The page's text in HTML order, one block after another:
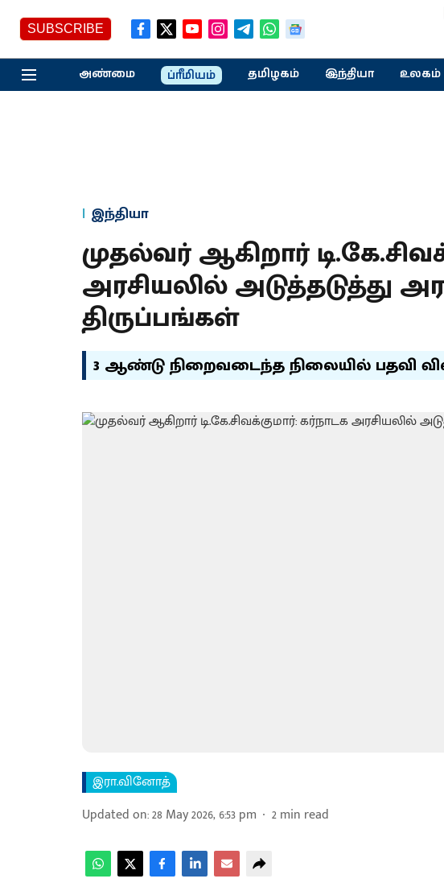
SUBSCRIBE
அண்மை ப்ரீமியம் தமிழகம் இந்தியா உலகம்
இந்தியா
முதல்வர் ஆகிறார்
அரசியலில் அடுத்தடுத்து
திருப்பங்கள்
3 ஆண்டு நிறைவடைந்த நிலையில் பதவி
இரா.வினோத்
Updated on:28 May 2026, 6:53 pm 2min read